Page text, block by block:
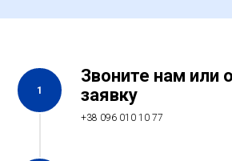
1
Звоните нам или
заявку
+38 096 010 10 77